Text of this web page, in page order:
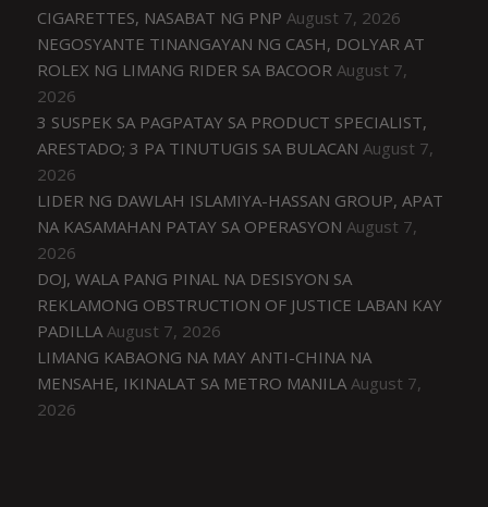
CIGARETTES, NASABAT NG PNP August 7, 2026
NEGOSYANTE TINANGAYAN NG CASH, DOLYAR AT
ROLEX NG LIMANG RIDER SA BACOOR August 7,
2026
3 SUSPEK SA PAGPATAY SA PRODUCT SPECIALIST,
ARESTADO; 3 PA TINUTUGIS SA BULACAN August 7,
2026
LIDER NG DAWLAH ISLAMIYA-HASSAN GROUP, APAT
NA KASAMAHAN PATAY SA OPERASYON August 7,
2026
DOJ, WALA PANG PINAL NA DESISYON SA
REKLAMONG OBSTRUCTION OF JUSTICE LABAN KAY
PADILLA August 7, 2026
LIMANG KABAONG NA MAY ANTI-CHINA NA
MENSAHE, IKINALAT SA METRO MANILA August 7,
2026